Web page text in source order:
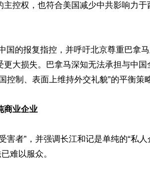
控权，也符合美国减少中共影响力于
国的报复指控，并呼吁北京尊重巴拿
大损失。巴拿马深知无法承担与中国
控制、表面上维持外交礼貌”的平衡策
商业企业
害者”，并强调长江和记是单纯的“私人
难以服众。